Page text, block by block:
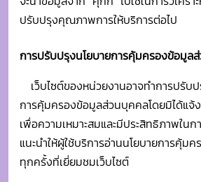
เพื่อความเหมาะสมและมีประสิทธิภาพใน
แนะนำให้ผู้ใช้บริการอ่านนโยบายการคุ้มค
ทุกครั้งที่เยี่ยมชมเว็บไซต์
หากท่านมีข้อสงสัย ข้อเสนอแนะ หรือข้อ
การคุ้มครองข้อมูลส่วนบุคคล เว็บไซต์ข
และตอบข้อสงสัยของท่าน โดยสามารถติ
อยู่ที่ปรากฏบนเว็บไซต์นี้